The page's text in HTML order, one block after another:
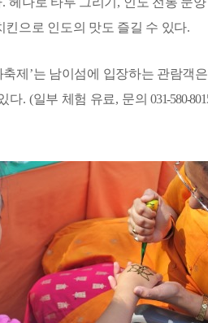
킨으로 인도의 맛도 즐길 수 있다.
제 ’는 남이섬에 입장하는 관람객
다. (일부 체험 유료, 문의 031-580-